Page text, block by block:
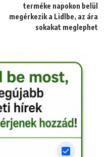
terméke napokon belül
megérkezik a Lidlbe, az ára
sokakat meglephet